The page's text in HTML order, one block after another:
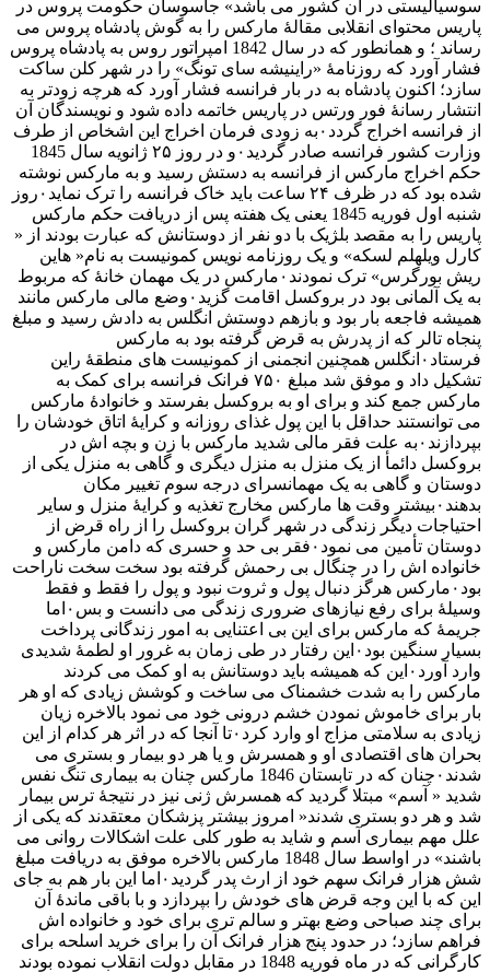
سوسیالیستی در آن کشور می باشد» جاسوسان حکومت پروس در
پاریس محتوای انقلابی مقالهٔ مارکس را به گوش پادشاه پروس می
رساند ؛ و همانطور که در سال 1842 امپراتور روس به پادشاه پروس
فشار آورد که روزنامهٔ «راینیشه سای تونگ» را در شهر کلن ساکت
سازد؛ اکنون پادشاه به در بار فرانسه فشار آورد که هرچه زودتر به
انتشار رسانهٔ فور ورتس در پاریس خاتمه داده شود و نویسندگان آن
از فرانسه اخراج گردد۰به زودی فرمان اخراج این اشخاص از طرف
وزارت کشور فرانسه صادر گردید۰و در روز ۲۵ ژانویه سال 1845
حکم اخراج مارکس از فرانسه به دستش رسید و به مارکس نوشته
شده بود که در ظرف ۲۴ ساعت باید خاک فرانسه را ترک نماید۰روز
شنبه اول فوریه 1845 یعنی یک هفته پس از دریافت حکم مارکس
پاریس را به مقصد بلژیک با دو نفر از دوستانش که عبارت بودند از «
کارل ویلهلم لسکه» و یک روزنامه نویس کمونیست به نام« هاین
ریش بورگرس» ترک نمودند۰مارکس در یک مهمان خانهٔ که مربوط
به یک آلمانی بود در بروکسل اقامت گزید۰‌وضع مالی مارکس مانند
همیشه فاجعه بار بود و بازهم دوستش انگلس به دادش رسید و مبلغ
پنجاه تالر که از پدرش به قرض گرفته بود به مارکس
فرستاد۰انگلس همچنین انجمنی از کمونیست های منطقهٔ راین
تشکیل داد و موفق شد مبلغ ۷۵۰ فرانک فرانسه برای کمک به
مارکس جمع کند و برای او به بروکسل بفرستد و خانوادهٔ مارکس
می توانستند حداقل با این پول غذای روزانه و کرایهٔ اتاق خودشان را
بپردازند۰به علت فقر مالی شدید مارکس با زن و بچه اش در
بروکسل دائمأ از یک منزل به منزل دیگری و گاهی به منزل یکی از
دوستان و گاهی به یک مهمانسرای درجه سوم تغییر مکان
بدهند۰بیشتر وقت ها مارکس مخارج تغذیه و کرایهٔ منزل و سایر
احتیاجات دیگر زندگی در شهر گران بروکسل را از راه قرض از
دوستان تأمین می نمود۰فقر بی حد و حسری که دامن مارکس و
خانواده اش را در چنگال بی رحمش گرفته بود سخت سخت ناراحت
بود۰مارکس هرگز دنبال پول و ثروت نبود و پول را فقط و فقط
وسیلهٔ برای رفع نیازهای ضروری زندگی می دانست و بس۰اما
جریمهٔ که مارکس برای این بی اعتنایی به امور زندگانی پرداخت
بسیار سنگین بود۰این رفتار در طی زمان به غرور او لطمهٔ شدیدی
وارد آورد۰این که همیشه باید دوستانش به او کمک می کردند
مارکس را به شدت خشمناک می ساخت و کوشش زیادی که او هر
بار برای خاموش نمودن خشم درونی خود می نمود بالاخره زیان
زیادی به سلامتی مزاج او وارد کرد۰تا آنجا که در اثر هر کدام از این
بحران های اقتصادی او و همسرش و یا هر دو بیمار و بستری می
شدند۰چنان که در تابستان 1846 مارکس چنان به بیماری تنگ نفس
شدید « آسم» مبتلا گردید که همسرش ژنی نیز در نتیجهٔ ترس بیمار
شد و هر دو بستری شدند« امروز بیشتر پزشکان معتقدند که یکی از
علل مهم بیماری آسم و شاید به طور کلی علت اشکالات روانی می
باشند» در اواسط سال 1848 مارکس بالاخره موفق به دریافت مبلغ
شش هزار فرانک سهم خود از ارث پدر گردید۰اما این بار هم به جای
این که با این وجه قرض های خودش را بپردازد و با باقی ماندهٔ آن
برای چند صباحی وضع بهتر و سالم تری برای خود و خانواده اش
فراهم سازد؛ در حدود پنج هزار فرانک آن را برای خرید اسلحه برای
کارگرانی که در ماه فوریه 1848 در مقابل دولت انقلاب نموده بودند